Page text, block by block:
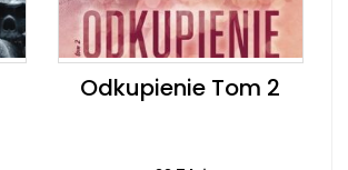
Odkupienie Tom 2